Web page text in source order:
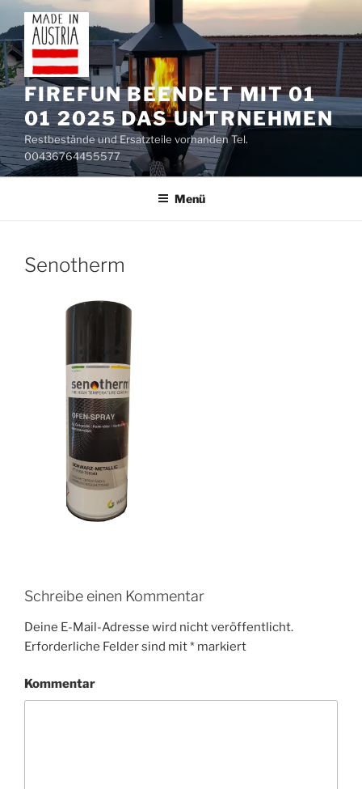
Zum
Inhalt
springen
FIREFUN BEENDET MIT 01
01 2025 DAS UNTRNEHMEN
Restbestände und Ersatzteile vorhanden Tel.
00436764455577
Menü
Senotherm
Schreibe einen Kommentar
Deine E-Mail-Adresse wird nicht veröffentlicht.
Erforderliche Felder sind mit* markiert
Kommentar